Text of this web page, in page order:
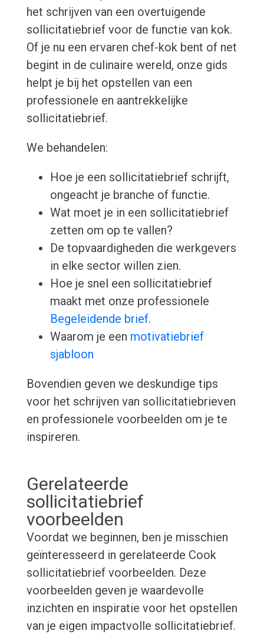
het schrijven van een overtuigende
sollicitatiebrief voor de functie van kok.
Of je nu een ervaren chef-kok bent of net
begint in de culinaire wereld, onze gids
helpt je bij het opstellen van een
professionele en aantrekkelijke
sollicitatiebrief.
We behandelen:
Hoe je een sollicitatiebrief schrijft,
ongeacht je branche of functie.
Wat moet je in een sollicitatiebrief
zetten om op te vallen?
De topvaardigheden die werkgevers
in elke sector willen zien.
Hoe je snel een sollicitatiebrief
maakt met onze professionele
Begeleidende brief.
Waarom je een motivatiebrief
sjabloon
Bovendien geven we deskundige tips
voor het schrijven van sollicitatiebrieven
en professionele voorbeelden om je te
inspireren.
Gerelateerde
sollicitatiebrief
voorbeelden
Voordat we beginnen, ben je misschien
geïnteresseerd in gerelateerde Cook
sollicitatiebrief voorbeelden. Deze
voorbeelden geven je waardevolle
inzichten en inspiratie voor het opstellen
van je eigen impactvolle sollicitatiebrief.